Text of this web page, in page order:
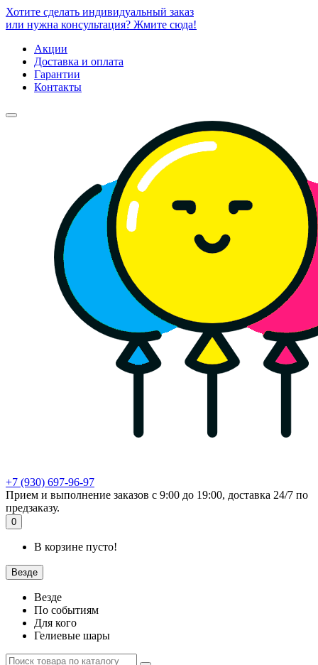
Хотите сделать индивидуальный заказ
или нужна консультация? Жмите сюда!
Акции
Доставка и оплата
Гарантии
Контакты
+7 (930) 697-96-97
Прием и выполнение заказов с 9:00 до 19:00, доставка 24/7 по
предзаказу.
0
В корзине пусто!
Везде
Везде
По событиям
Для кого
Гелиевые шары